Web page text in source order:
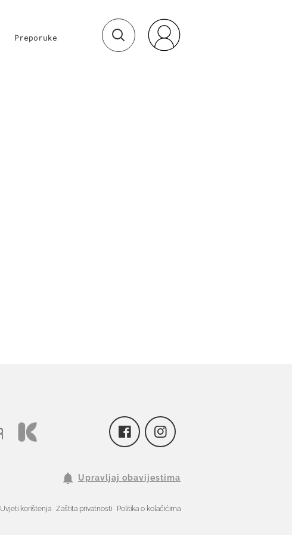
Preporuke
Upravljaj obavijestima
Uvjeti korištenja Zaštita privatnosti Politika o kolačićima